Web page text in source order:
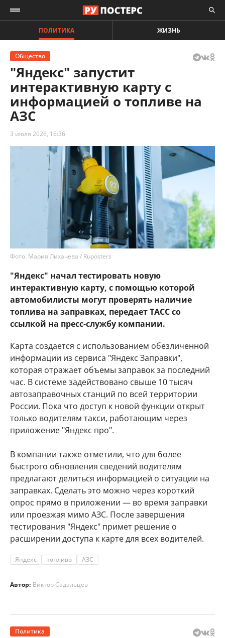
ПОЛИТИКА ЖИЗНЬ
Общество
"Яндекс" запустит
интерактивную карту с
информацией о топливе на
АЗС
3 июля 2026, 16:36
Фото: Мария Лихачева / Ruposters
"Яндекс" начал тестировать новую
интерактивную карту, с помощью которой
автомобилисты могут проверять наличие
топлива на заправках, передает ТАСС со
ссылкой на пресс-службу компании.
Карта создается с использованием обезличенной
информации из сервиса "Яндекс Заправки",
которая отражает объемы заправок за последний
час. В системе задействовано свыше 10 тысяч
автозаправочных станций по всей территории
России. Пока что доступ к новой функции открыт
только водителям такси, работающим через
приложение "Яндекс про".
В компании также отметили, что для более
быстрого обновления сведений водителям
предлагают делиться информацией о ситуации на
заправках. Сделать это можно через короткий
опрос прямо в приложении — во время заправки
или проезжая мимо АЗС. После завершения
тестирования "Яндекс" примет решение о
расширении доступа к карте для всех водителей.
Яндекс топливо АЗС
Автор: Виктор Садальцев
Политика